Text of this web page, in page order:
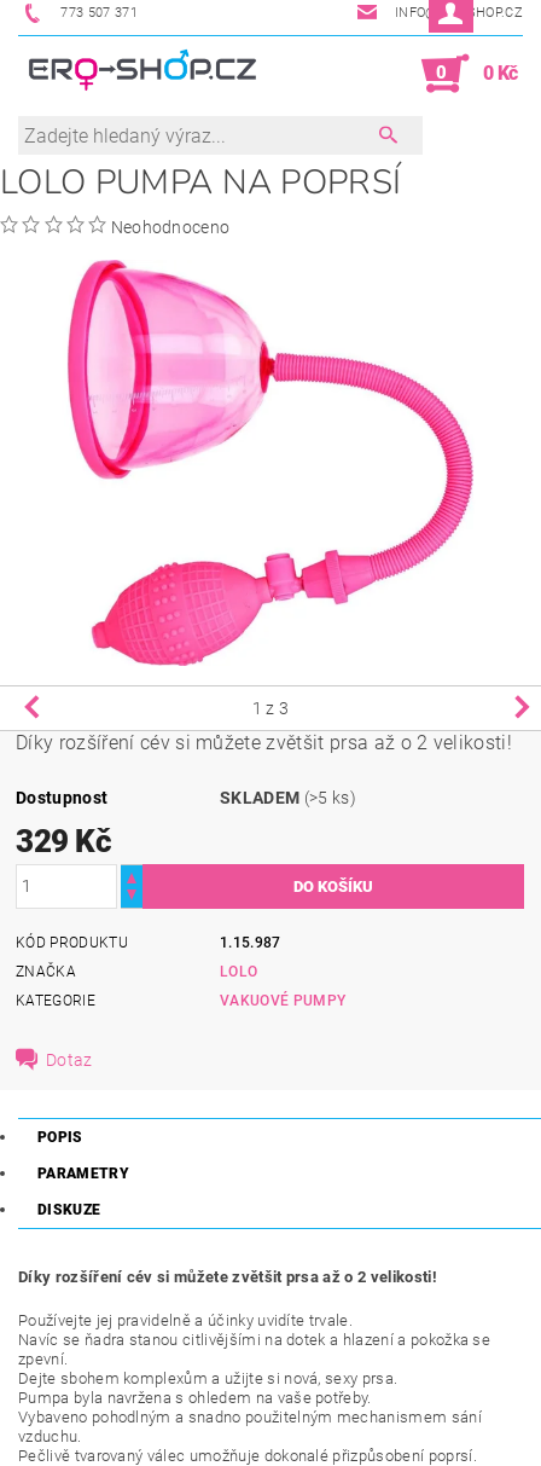
773 507 371 INFO@ERO-SHOP.CZ
0 0 Kč
LOLO PUMPA NA POPRSÍ
Neohodnoceno
1 z 3
Díky rozšíření cév si můžete zvětšit prsa až o 2 velikosti!
Dostupnost SKLADEM (>5 ks)
329 Kč
KÓD PRODUKTU
1.15.987
ZNAČKA
LOLO
KATEGORIE
VAKUOVÉ PUMPY
Dotaz
POPIS
PARAMETRY
DISKUZE
Díky rozšíření cév si můžete zvětšit prsa až o 2 velikosti!
Používejte jej pravidelně a účinky uvidíte trvale.
Navíc se ňadra stanou citlivějšími na dotek a hlazení a pokožka se
zpevní.
Dejte sbohem komplexům a užijte si nová, sexy prsa.
Pumpa byla navržena s ohledem na vaše potřeby.
Vybaveno pohodlným a snadno použitelným mechanismem sání
vzduchu.
Pečlivě tvarovaný válec umožňuje dokonalé přizpůsobení poprsí.